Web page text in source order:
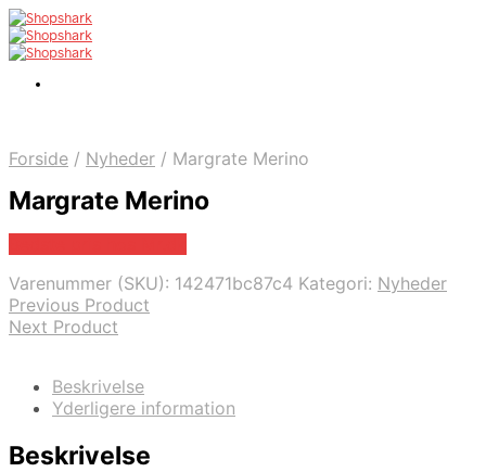
Forside / Nyheder / Margrate Merino
Margrate Merino
Varenummer (SKU): 142471bc87c4 Kategori: Nyheder
Previous Product
Next Product
Beskrivelse
Yderligere information
Beskrivelse